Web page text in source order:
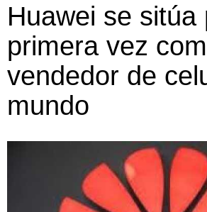
Huawei se sitúa
primera vez
vendedor de
mundo